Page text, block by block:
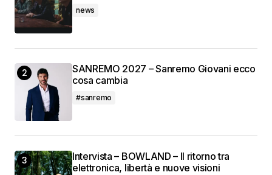
news
SANREMO 2027 – Sanremo Giovani ecco
cosa cambia
#sanremo
Intervista – BOWLAND – Il ritorno tra
elettronica, libertà e nuove visioni